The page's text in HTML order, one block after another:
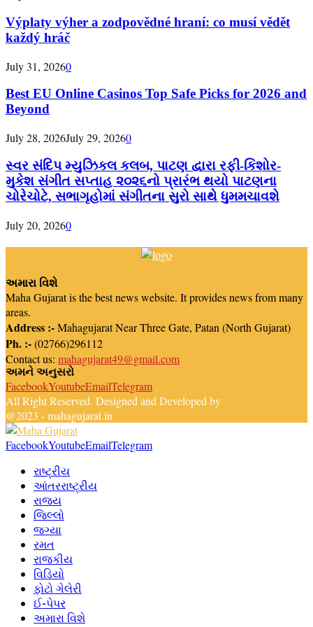
Výplaty výher a zodpovědné hraní: co musí vědět
každý hráč
July 31, 20260
Best EU Online Casinos Top Safe Picks for 2026 and
Beyond
July 28, 2026July 29, 20260
સ્વર સંદિપ મ્યુઝિકલ કલબ, પાટણ દ્વારા રફી-કિશોર-
મુકેશ સંગીત સપ્તાહ ૨૦૨૬નો પ્રારંભ થયો પાટણના
ચોરેચોટે, સભાગૃહોમાં સંગીતના સુરો સાથે ધુમમચાવશે
July 20, 20260
અમારા વિશે
Maha Gujarat is the best news website. It provides news from many
areas.
Address :-Mahagujarat Near Three Gate, Patan (North Gujarat)
Ph. :-(02766)296112
Contact us: mahagujarat49@gmail.com
અમને અનુસરો
FacebookYoutubeEmailTelegram
All Right Reserved. Designed and Developed by
@2023 - mahagujarat.in
FacebookYoutubeEmailTelegram
રાષ્ટ્રીય
આંતરરાષ્ટ્રીય
રાજ્ય
જિલ્લો
જગ્યા
રમત
રાજકીય
વિડિયો
ફોટો ગેલેરી
ઈ-પેપર
અમારા વિશે